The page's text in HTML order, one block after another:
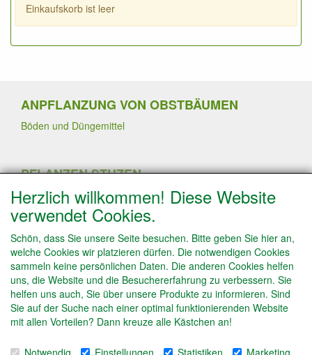
Einkaufskorb ist leer
ANPFLANZUNG VON OBSTBÄUMEN
Böden und Düngemittel
PFLANZEN STUZEN
Sommerschnitt
Pflanzen von Erdbeerpflanzen
Winterschnitt
Schneiden von Trauben- und Kiwipflanzen
Schneiden von Obstbäume in Spalierform
Obstbäume ausdünnen
INFO
Zahlung
Herzlich willkommen! Diese Website
verwendet Cookies.
Schön, dass Sie unsere Seite besuchen. Bitte geben Sie hier an,
welche Cookies wir platzieren dürfen. Die notwendigen Cookies
sammeln keine persönlichen Daten. Die anderen Cookies helfen
uns, die Website und die Besuchererfahrung zu verbessern. Sie
helfen uns auch, Sie über unsere Produkte zu informieren. Sind
Sie auf der Suche nach einer optimal funktionierenden Website
mit allen Vorteilen? Dann kreuze alle Kästchen an!
Notwendig Einstellungen Statistiken Marketing